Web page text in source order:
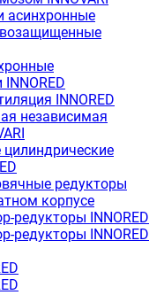
асинхронные
INNORED
независимая
редукторы
корпусе
редукторы INNORED
редукторы INNORED